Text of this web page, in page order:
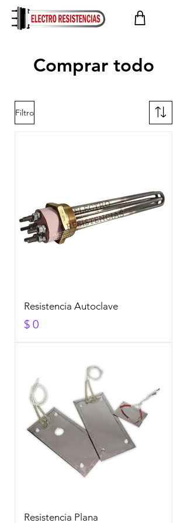
Comprar todo
Filtro
Resistencia Autoclave
Precio
$ 0
Resistencia Plana